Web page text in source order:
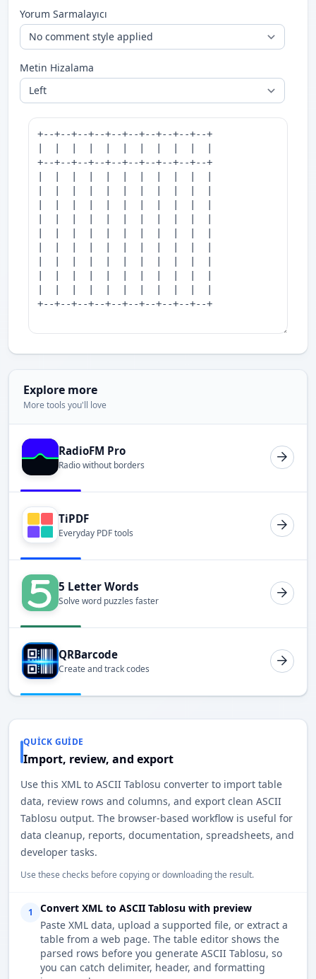
Yorum Sarmalayıcı
Metin Hizalama
Explore more
More tools you'll love
RadioFM Pro
Radio without borders
TiPDF
Everyday PDF tools
5 Letter Words
Solve word puzzles faster
QRBarcode
Create and track codes
QUICK GUIDE
Import, review, and export
Use this XML to ASCII Tablosu converter to import table
data, review rows and columns, and export clean ASCII
Tablosu output. The browser-based workflow is useful for
data cleanup, reports, documentation, spreadsheets, and
developer tasks.
Use these checks before copying or downloading the result.
1
Convert XML to ASCII Tablosu with preview
Paste XML data, upload a supported file, or extract a
table from a web page. The table editor shows the
parsed rows before you generate ASCII Tablosu, so
you can catch delimiter, header, and formatting